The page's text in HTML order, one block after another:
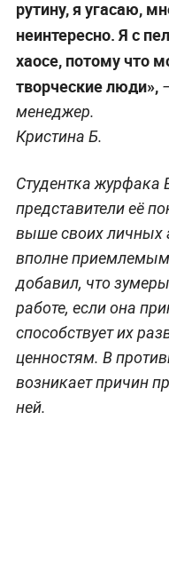
рутину, я угасаю,
неинтересно. Я с
хаосе, потому что
творческие люди»,
менеджер.
Кристина Б.
Студентка журфака
представители её
выше своих личных
вполне
добавил, что
работе, если она
способствует их
ценностям. В
возникает причин
ней.